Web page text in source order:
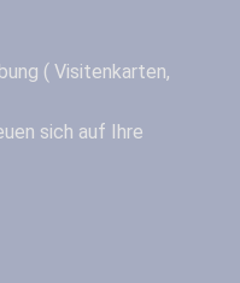
( Visitenkarten,
sich auf Ihre